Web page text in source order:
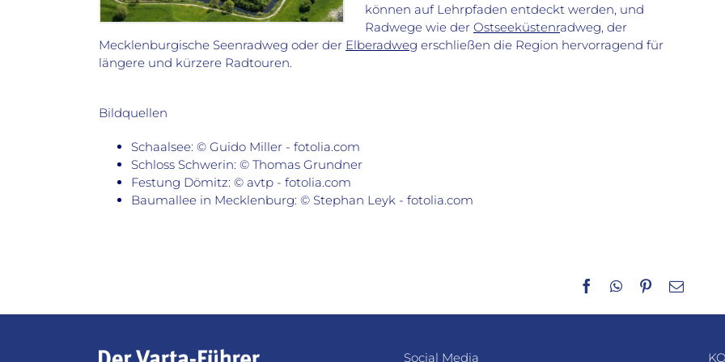
können auf Lehrpfaden entdeckt werden, und
Radwege wie der Ostseeküstenradweg, der
Mecklenburgische Seenradweg oder der Elberadweg erschließen die Region hervorragend für
längere und kürzere Radtouren.
Bildquellen
Schaalsee: © Guido Miller - fotolia.com
Schloss Schwerin: © Thomas Grundner
Festung Dömitz: © avtp - fotolia.com
Baumallee in Mecklenburg: © Stephan Leyk - fotolia.com
Facebook
WhatsApp
Pinterest
E-
Social Media